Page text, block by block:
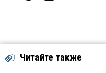
Читайте также